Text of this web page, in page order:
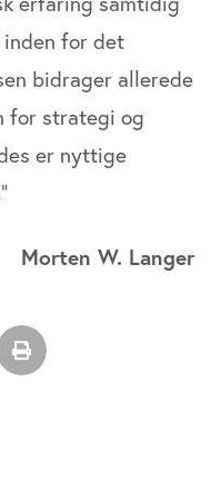
givet dem, eller som
tjenester. Du
inden for det
bidrager allerede
for strategi og
er nyttige
Morten W. Langer